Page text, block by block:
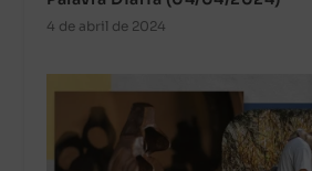
4 de abril de 2024